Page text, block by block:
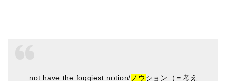
not have the foggiest notion/ ノウ ション（＝考え